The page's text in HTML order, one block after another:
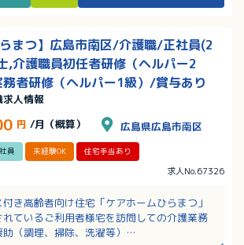
らまつ】広島市南区/介護職/正社員(2
,介護職員初任者研修（ヘルパー2
者研修（ヘルパー1級）/賞与あり
人情報
円 /月（概算） 広島県広島市南区
員 未経験OK 住宅手当あり
求人No.67326
き高齢者向け住宅「ケアホームひらまつ」
れているご利用者様宅を訪問しての介護業務
助（調理、掃除、洗濯等）